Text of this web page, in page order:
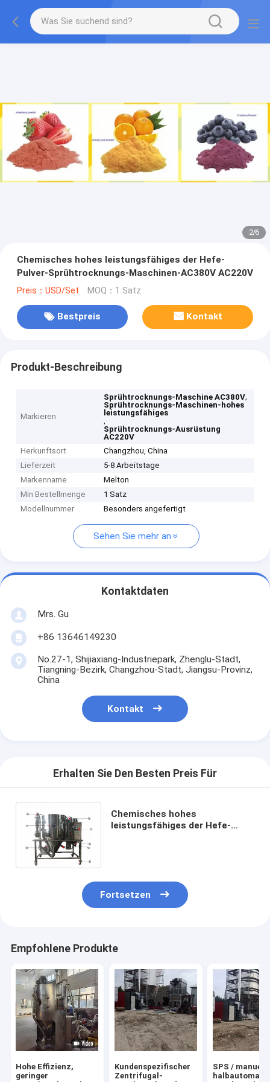
2/6
Chemisches hohes leistungsfähiges der Hefe-
Pulver-Sprühtrocknungs-Maschinen-AC380V AC220V
Preis：USD/Set MOQ：1 Satz
Bestpreis Kontakt
Produkt-Beschreibung
Markieren
Sprühtrocknungs-Maschine AC380V,
Sprühtrocknungs-Maschinen-hohes
leistungsfähiges
,
Sprühtrocknungs-Ausrüstung
AC220V
Herkunftsort
Changzhou, China
Lieferzeit
5-8 Arbeitstage
Markenname
Melton
Min Bestellmenge
1 Satz
Modellnummer
Besonders angefertigt
Sehen Sie mehr an
Kontaktdaten
Mrs. Gu
+86 13646149230
No.27-1, Shijiaxiang-Industriepark, Zhenglu-Stadt,
Tiangning-Bezirk, Changzhou-Stadt, Jiangsu-Provinz,
China
Kontakt
Erhalten Sie Den Besten Preis Für
Chemisches hohes
leistungsfähiges der Hefe-
Fortsetzen
Empfohlene Produkte
Hohe Effizienz,
geringer
Kundenspezifischer
Zentrifugal-
SPS /